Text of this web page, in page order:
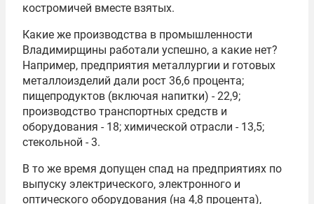
костромичей вместе взятых.
Какие же производства в промышленности
Владимирщины работали успешно, а какие нет?
Например, предприятия металлургии и готовых
металлоизделий дали рост 36,6 процента;
пищепродуктов (включая напитки) - 22,9;
производство транспортных средств и
оборудования - 18; химической отрасли - 13,5;
стекольной - 3.
В то же время допущен спад на предприятиях по
выпуску электрического, электронного и
оптического оборудования (на 4,8 процента),